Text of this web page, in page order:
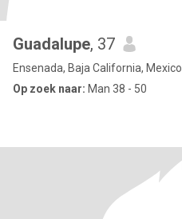
Guadalupe, 37
Ensenada, Baja California, Mexico
Op zoek naar: Man 38 - 50